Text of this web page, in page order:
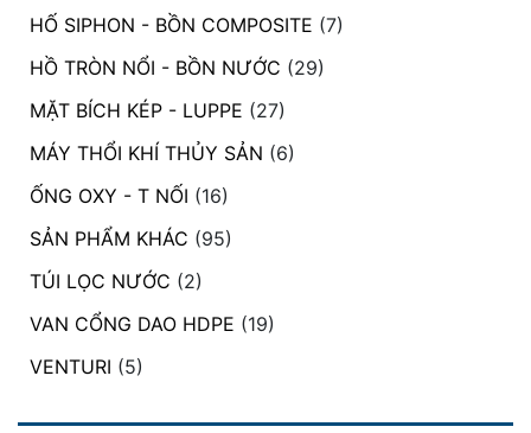
HỐ SIPHON - BỒN COMPOSITE (7)
HỒ TRÒN NỔI - BỒN NƯỚC (29)
MẶT BÍCH KÉP - LUPPE (27)
MÁY THỔI KHÍ THỦY SẢN (6)
ỐNG OXY - T NỐI (16)
SẢN PHẨM KHÁC (95)
TÚI LỌC NƯỚC (2)
VAN CỔNG DAO HDPE (19)
VENTURI (5)